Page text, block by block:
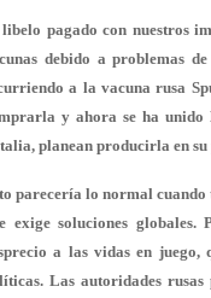
pagado con nuestros
debido a problemas
a la vacuna rusa
y ahora se ha unido
planean producirla en
parecería lo normal cuando
exige soluciones
a las vidas en juego,
Las autoridades